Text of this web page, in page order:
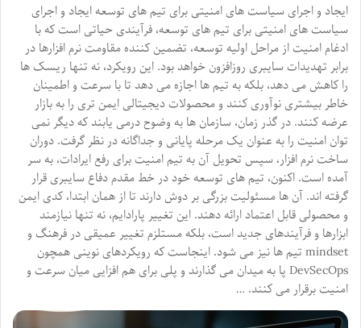
ایجاد و اجرای سیاست های امنیتی برای تیم های توسعه ایجاد و اجرای
سیاست های امنیتی برای تیم های توسعه، فرآیندی حیاتی است که با
ادغام امنیت از مراحل اولیه توسعه، تضمین کننده مقاومت نرم افزارها در
برابر تهدیدات سایبری روزافزون خواهد بود. این رویکرد، نه تنها ریسک ها
را کاهش می دهد، بلکه به تیم ها اجازه می دهد تا با سرعت و اطمینان
خاطر بیشتری نوآوری کنند و محصولات دیجیتالی ایمن تری را به بازار
عرضه کنند. در گذر زمان، سازمان ها به وضوح درمی یابند که دیگر نمی
توان امنیت را به عنوان یک مرحله پایانی و جداگانه در نظر گرفت. دوران
ساخت نرم افزار، سپس تحویل آن به تیم امنیت برای رفع ایرادات، به سر
آمده است. اکنون، تیم های توسعه خود در خط مقدم دفاع سایبری قرار
گرفته اند. آن ها مسئولیت بزرگی بر دوش دارند تا از همان ابتدا، کدی ایمن
و محصولی قابل اعتماد ارائه دهند. این تغییر پارادایم، نه تنها نیازمند
ابزارها و فرآیندهای جدید است، بلکه مستلزم تغییر عمیقی در فرهنگ و
mindset تیم ها نیز می شود. اینجاست که رویکردهای نوینی همچون
DevSecOps پا به میدان می گذارند و پلی برای هم افزایی میان سرعت و
امنیت برقرار می کنند. …